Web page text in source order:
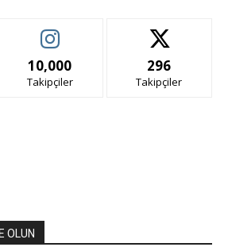
10,000
Takipçiler
296
Takipçiler
OLUN